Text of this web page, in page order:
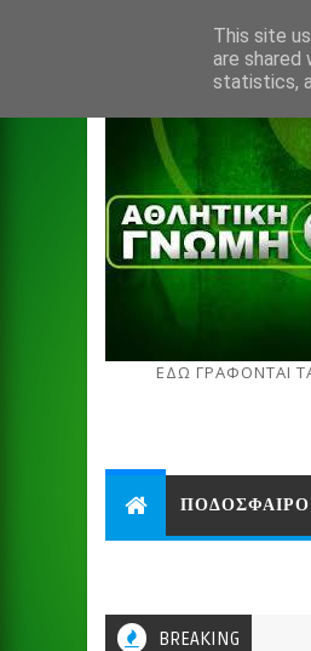
ΕΔΩ ΓΡΑΦΟΝΤΑΙ
ΠΟΔΟΣΦΑΙΡΟ
BREAKING
This site
are shared
statistics,